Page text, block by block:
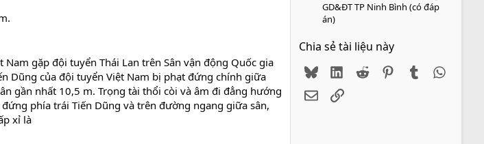
gặp đội tuyển Thái Lan trên Sân vận động Quốc gia
Dũng của đội tuyển Việt Nam bị phạt đứng chính giữa
gần nhất 10,5 m. Trọng tài thổi còi và âm đi đẳng hướng
phía trái Tiến Dũng và trên đường ngang giữa sân,
xỉ là
GD&ĐT TP Ninh Bình (có đáp
án)
Chia sẻ tài liệu này
BlueskyLinkedIn
Reddit PinterestTumblr
EmailLink